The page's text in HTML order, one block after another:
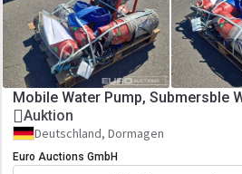
Mobile Water Pump, Submersble
Auktion
Deutschland, Dormagen
Euro Auctions GmbH